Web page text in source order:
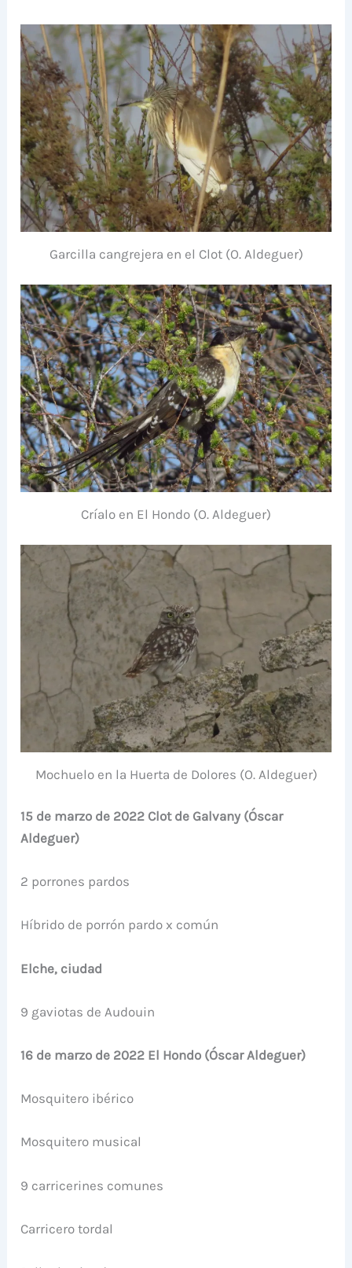
Garcilla cangrejera en el Clot (O. Aldeguer)
Críalo en El Hondo (O. Aldeguer)
Mochuelo en la Huerta de Dolores (O. Aldeguer)
15 de marzo de 2022 Clot de Galvany (Óscar
Aldeguer)
2 porrones pardos
Híbrido de porrón pardo x común
Elche, ciudad
9 gaviotas de Audouin
16 de marzo de 2022 El Hondo (Óscar Aldeguer)
Mosquitero ibérico
Mosquitero musical
9 carricerines comunes
Carricero tordal